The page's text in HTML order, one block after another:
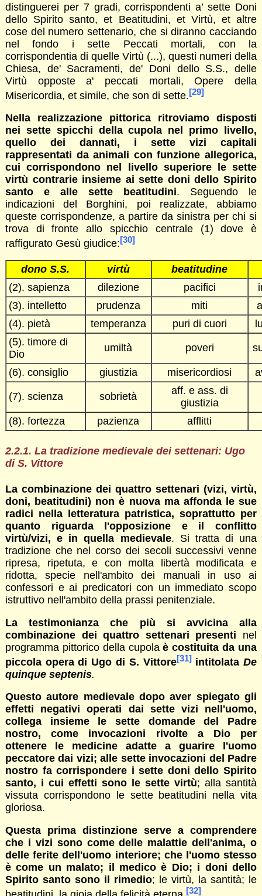
distinguerei per 7 gradi, corrispondenti a’ sette Doni
dello Spirito santo, et Beatitudini, et Virtù, et altre
cose del numero settenario, che si diranno cacciando
nel fondo i sette Peccati mortali, con la
corrispondentia di quelle Virtù (...), questi numeri della
Chiesa, de' Sacramenti, de' Doni dello S.S., delle
Virtù opposte a' peccati mortali, Opere della
Misericordia, et simile, che son di sette.[29]
Nella realizzazione pittorica ritroviamo disposti
nei sette spicchi della cupola nel primo livello,
quello dei dannati, i sette vizi capitali
rappresentati da animali con funzione allegorica,
cui corrispondono nel livello superiore le sette
virtù contrarie insieme ai sette doni dello Spirito
santo e alle sette beatitudini. Seguendo le
indicazioni del Borghini, poi realizzate, abbiamo
queste corrispondenze, a partire da sinistra per chi si
trova di fronte allo spicchio centrale (1) dove è
raffigurato Gesù giudice:[30]
dono S.S. virtù beatitudine
(2). sapienza
dilezione pacifici
(3). intelletto
prudenza miti
(4). pietà
temperanza puri di cuori
(5). timore di
Dio
umiltà poveri
(6). consiglio giustizia misericordiosi
(7). scienza sobrietà
aff. e ass. di
giustizia
(8). fortezza
pazienza afflitti
2.2.1. La tradizione medievale dei settenari: Ugo
di S. Vittore
La combinazione dei quattro settenari (vizi, virtù,
doni, beatitudini) non è nuova ma affonda le sue
radici nella letteratura patristica, soprattutto per
quanto riguarda l'opposizione e il conflitto
virtù/vizi, e in quella medievale. Si tratta di una
tradizione che nel corso dei secoli successivi venne
ripresa, ripetuta, e con molta libertà modificata e
ridotta, specie nell'ambito dei manuali in uso ai
confessori e ai predicatori con un immediato scopo
istruttivo nell'ambito della prassi penitenziale.
La testimonianza che più si avvicina alla
combinazione dei quattro settenari presenti nel
programma pittorico della cupolaè costituita da una
piccola opera di Ugo di S. Vittore[31] intitolataDe
quinque septenis.
Questo autore medievale dopo aver spiegato gli
effetti negativi operati dai sette vizi nell'uomo,
collega insieme le sette domande del Padre
nostro, come invocazioni rivolte a Dio per
ottenere le medicine adatte a guarire l'uomo
peccatore dai vizi; alle sette invocazioni del Padre
nostro fa corrispondere i sette doni dello Spirito
santo, i cui effetti sono le sette virtù; alla santità
vissuta corrispondono le sette beatitudini nella vita
gloriosa.
Questa prima distinzione serve a comprendere
che i vizi sono come delle malattie dell'anima, o
delle ferite dell'uomo interiore; che l'uomo stesso
è come un malato; il medico è Dio; i doni dello
Spirito santo sono il rimedio; le virtù, la santità; le
[32]